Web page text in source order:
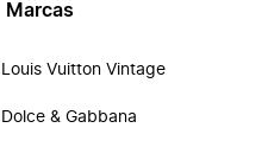
Marcas
Louis Vuitton Vintage
Dolce & Gabbana